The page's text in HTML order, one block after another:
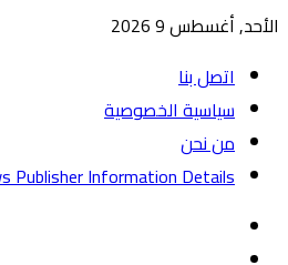
الأحد, أغسطس 9 2026
اتصل بنا
سياسية الخصوصية
من نحن
Publisher Information Details